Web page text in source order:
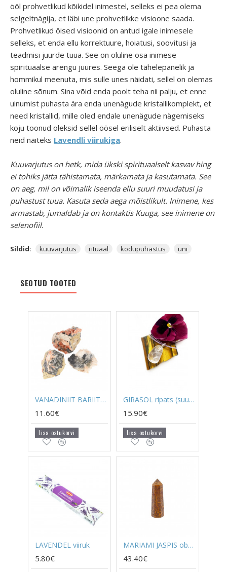
ööl prohvetlikud kõikidel inimestel, selleks ei pea olema
selgeltnägija, et läbi une prohvetlikke visioone saada.
Prohvetlikud öised visioonid on antud igale inimesele
selleks, et enda ellu korrektuure, hoiatusi, soovitusi ja
teadmisi juurde tuua. See on oluline osa inimese
spirituaalse arengu juures. Seega ole tähelepanelik ja
hommikul meenuta, mis sulle unes näidati, sellel on olemas
oluline sõnum. Sina võid enda poolt teha nii palju, et enne
uinumist puhasta ära enda unenägude kristallikomplekt, et
need kristallid, mille oled endale unenägude nägemiseks
koju toonud oleksid sellel öösel eriliselt aktiivsed. Puhasta
neid näiteks Lavendli viirukiga.
Kuuvarjutus on hetk, mida ükski spirituaalselt kasvav hing
ei tohiks jätta tähistamata, märkamata ja kasutamata. See
on aeg, mil on võimalik iseenda ellu suuri muudatusi ja
puhastust tuua. Kasuta seda aega mõistlikult. Inimene, kes
armastab, jumaldab ja on kontaktis Kuuga, see inimene on
selenofiil.
Sildid: kuuvarjutus rituaal kodupuhastus uni
SEOTUD TOOTED
VANADINIIT BARIIT geood
11.60€
Lisa ostukorvi
GIRASOL ripats (suure rõngaga) (hõbe 925)
15.90€
Lisa ostukorvi
LAVENDEL viiruk
5.80€
MARIAMI JASPIS obelisk
43.40€